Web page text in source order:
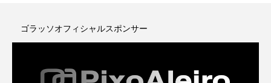
ゴラッソオフィシャルスポンサー